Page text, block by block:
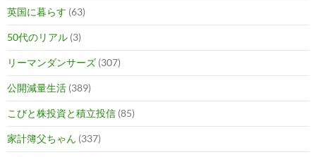
英国に暮らす (63)
50代のリアル (3)
リーマンダンサーズ (307)
公開減量生活 (389)
こびと株投資と積立投信 (85)
家計簿父ちゃん (337)